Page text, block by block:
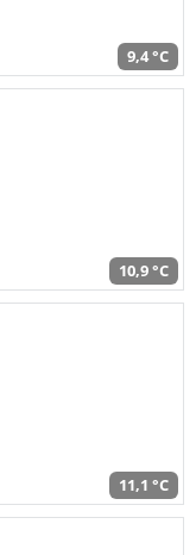
9,4 °C
10,9 °C
11,1 °C